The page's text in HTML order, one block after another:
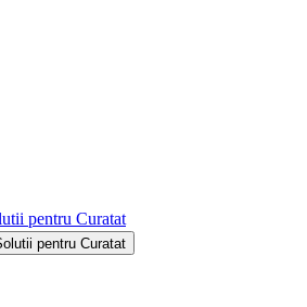
pentru Curatat
pentru Curatat